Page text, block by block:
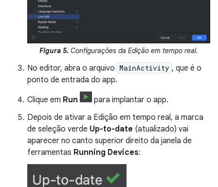
Figura 5. Configurações da Edição em tempo real.
No editor, abra o arquivo MainActivity , que é o
ponto de entrada do app.
Clique em Run
para implantar o app.
Depois de ativar a Edição em tempo real, a marca
de seleção verde Up-to-date (atualizado) vai
aparecer no canto superior direito da janela de
ferramentas Running Devices: